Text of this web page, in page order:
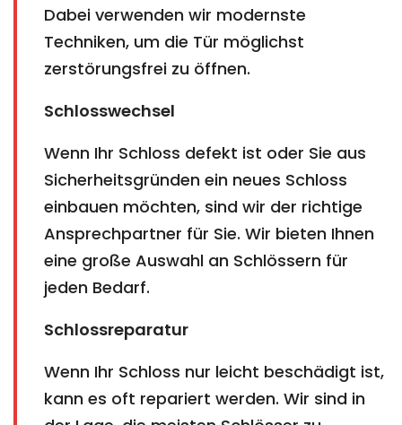
Dabei verwenden wir modernste
Techniken, um die Tür möglichst
zerstörungsfrei zu öffnen.
Schlosswechsel
Wenn Ihr Schloss defekt ist oder Sie aus
Sicherheitsgründen ein neues Schloss
einbauen möchten, sind wir der richtige
Ansprechpartner für Sie. Wir bieten Ihnen
eine große Auswahl an Schlössern für
jeden Bedarf.
Schlossreparatur
Wenn Ihr Schloss nur leicht beschädigt ist,
kann es oft repariert werden. Wir sind in